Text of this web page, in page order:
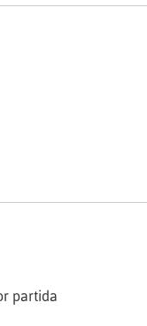
partida